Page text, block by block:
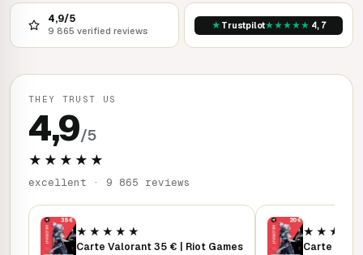
4,9/5
9 865 verified reviews
★ Trustpilot★★★★★ 4,7
THEY TRUST US
4,9/5
★★★★★
excellent · 9 865 reviews
★★★★★
Carte Valorant 35 € | Riot Games